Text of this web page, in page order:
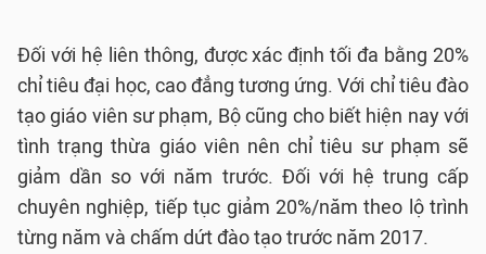
Đối với hệ liên thông, được xác định tối đa bằng 20%
chỉ tiêu đại học, cao đẳng tương ứng. Với chỉ tiêu đào
tạo giáo viên sư phạm, Bộ cũng cho biết hiện nay với
tình trạng thừa giáo viên nên chỉ tiêu sư phạm sẽ
giảm dần so với năm trước. Đối với hệ trung cấp
chuyên nghiệp, tiếp tục giảm 20%/năm theo lộ trình
từng năm và chấm dứt đào tạo trước năm 2017.